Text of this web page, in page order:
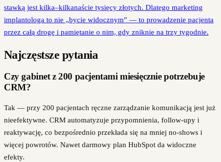
stawką jest kilka–kilkanaście tysięcy złotych. Dlatego marketing
implantologa to nie „bycie widocznym” — to prowadzenie pacjenta
przez całą drogę i pamiętanie o nim, gdy zniknie na trzy tygodnie.
Najczęstsze pytania
Czy gabinet z 200 pacjentami miesięcznie potrzebuje
CRM?
Tak — przy 200 pacjentach ręczne zarządzanie komunikacją jest już
nieefektywne. CRM automatyzuje przypomnienia, follow-upy i
reaktywację, co bezpośrednio przekłada się na mniej no-shows i
więcej powrotów. Nawet darmowy plan HubSpot da widoczne
efekty.